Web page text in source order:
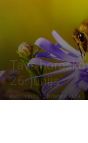
Tavs
26. jūnijs
Raksta autors Brivbridis.lv